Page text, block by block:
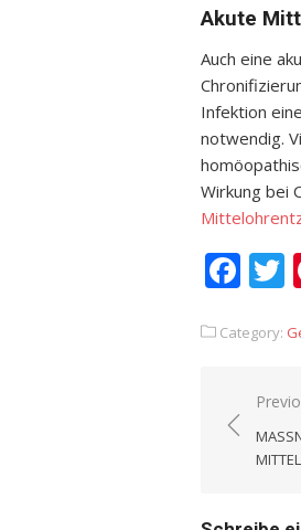
Akute
Auch eine
Infektion
notwendig.
Wirkung bei
Category: